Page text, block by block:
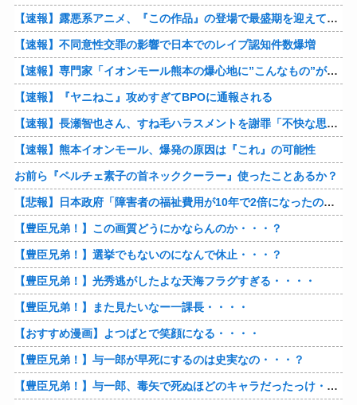
【速報】露悪系アニメ、『この作品』の登場で最盛期を迎えてしまう…
【速報】不同意性交罪の影響で日本でのレイプ認知件数爆増
【速報】専門家「イオンモール熊本の爆心地に”こんなもの”があったんだけど…」
【速報】『ヤニねこ』攻めすぎてBPOに通報される
【速報】長瀬智也さん、すね毛ハラスメントを謝罪「不快な思いをさせて申し訳ありませんでした」
【速報】熊本イオンモール、爆発の原因は『これ』の可能性
お前ら『ペルチェ素子の首ネッククーラー』使ったことあるか？
【悲報】日本政府「障害者の福祉費用が10年で2倍になったので抑制します」
【豊臣兄弟！】この画質どうにかならんのか・・・？
【豊臣兄弟！】選挙でもないのになんで休止・・・？
【豊臣兄弟！】光秀逃がしたよな天海フラグすぎる・・・・
【豊臣兄弟！】また見たいなー一課長・・・・
【おすすめ漫画】よつばとで笑顔になる・・・・
【豊臣兄弟！】与一郎が早死にするのは史実なの・・・？
【豊臣兄弟！】与一郎、毒矢で死ぬほどのキャラだったっけ・・・・